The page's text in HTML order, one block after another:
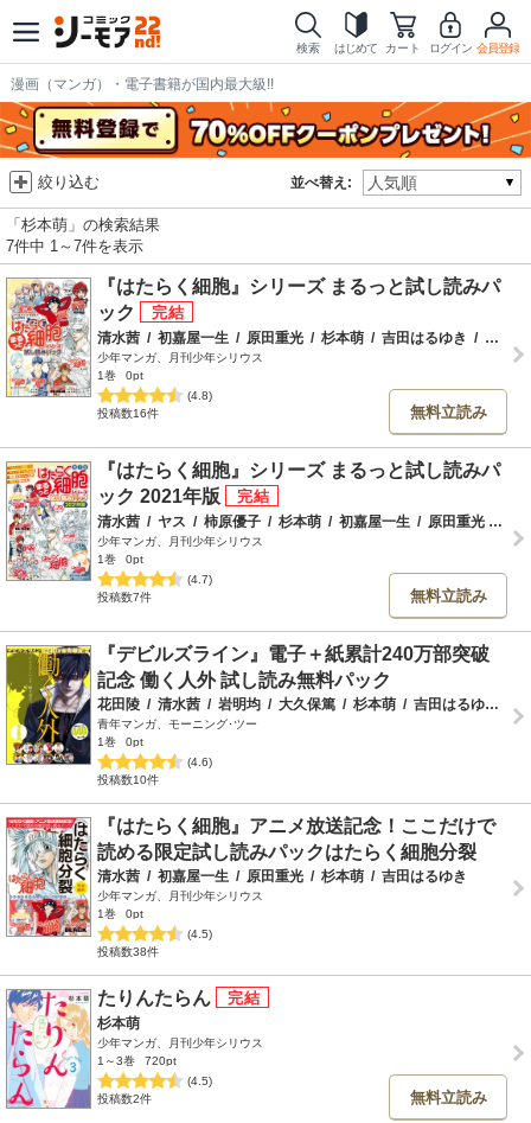
検索 はじめて カート ログイン 会員登録
漫画（マンガ）・電子書籍が国内最大級!!
並べ替え:
絞り込む
「杉本萌」の検索結果
7件中 1～7件を表示
『はたらく細胞』シリーズ まるっと試し読みパ
ック
清水茜 / 初嘉屋一生 / 原田重光 / 杉本萌 / 吉田はるゆき /
少年マンガ、月刊少年シリウス
1巻
0pt
(4.8)
投稿数16件
無料立読み
『はたらく細胞』シリーズ まるっと試し読みパ
ック 2021年版
清水茜 / ヤス / 柿原優子 / 杉本萌 / 初嘉屋一生 / 原田重光 / 黒
少年マンガ、月刊少年シリウス
1巻
0pt
(4.7)
投稿数7件
無料立読み
『デビルズライン』電子＋紙累計240万部突破
記念 働く人外 試し読み無料パック
花田陵 / 清水茜 / 岩明均 / 大久保篤 / 杉本萌 / 吉田はるゆき
青年マンガ、モーニング･ツー
1巻
0pt
(4.6)
投稿数10件
『はたらく細胞』アニメ放送記念！ここだけで
読める限定試し読みパックはたらく細胞分裂
清水茜 / 初嘉屋一生 / 原田重光 / 杉本萌 / 吉田はるゆき
少年マンガ、月刊少年シリウス
1巻
0pt
(4.5)
投稿数38件
たりんたらん
杉本萌
少年マンガ、月刊少年シリウス
1～3巻
720pt
(4.5)
投稿数2件
無料立読み